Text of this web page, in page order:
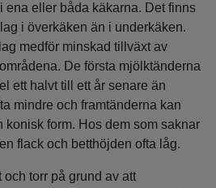
ena eller båda käkarna. Det finns
i överkäken än i underkäken.
medför minskad tillväxt av
De första mjölktänderna
ett halvt till ett år senare än
mindre och framtänderna kan
konisk form. Hos dem som saknar
flack och betthöjden ofta låg.
och torr på grund av att